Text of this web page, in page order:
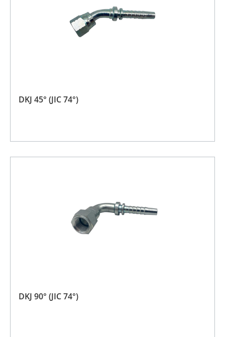
DKJ 45° (JIC 74°)
DKJ 90° (JIC 74°)